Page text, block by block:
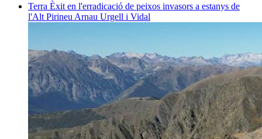
Terra Èxit en l'erradicació de peixos invasors a estanys de
l'Alt Pirineu Arnau Urgell i Vidal